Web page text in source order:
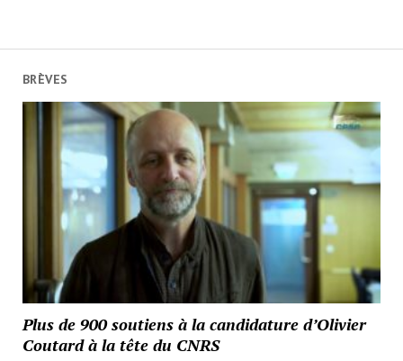
BRÈVES
Plus de 900 soutiens à la candidature d’Olivier
Coutard à la tête du CNRS